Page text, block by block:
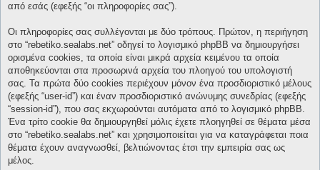
από εσάς (εφεξής “οι πληροφορίες σας”).
Οι πληροφορίες σας συλλέγονται με δύο τρόπους. Πρώτον, η περιήγηση
στο “rebetiko.sealabs.net” οδηγεί το λογισμικό phpBB να δημιουργήσει
ορισμένα cookies, τα οποία είναι μικρά αρχεία κειμένου τα οποία
αποθηκεύονται στα προσωρινά αρχεία του πλοηγού του υπολογιστή
σας. Τα πρώτα δύο cookies περιέχουν μόνον ένα προσδιοριστικό μέλους
(εφεξής “user-id”) και έναν προσδιοριστικό ανώνυμης συνεδρίας (εφεξής
“session-id”), που σας εκχωρούνται αυτόματα από το λογισμικό phpBB.
Ένα τρίτο cookie θα δημιουργηθεί μόλις έχετε πλοηγηθεί σε θέματα μέσα
στο “rebetiko.sealabs.net” και χρησιμοποιείται για να καταγράφεται ποια
θέματα έχουν αναγνωσθεί, βελτιώνοντας έτσι την εμπειρία σας ως
μέλος.